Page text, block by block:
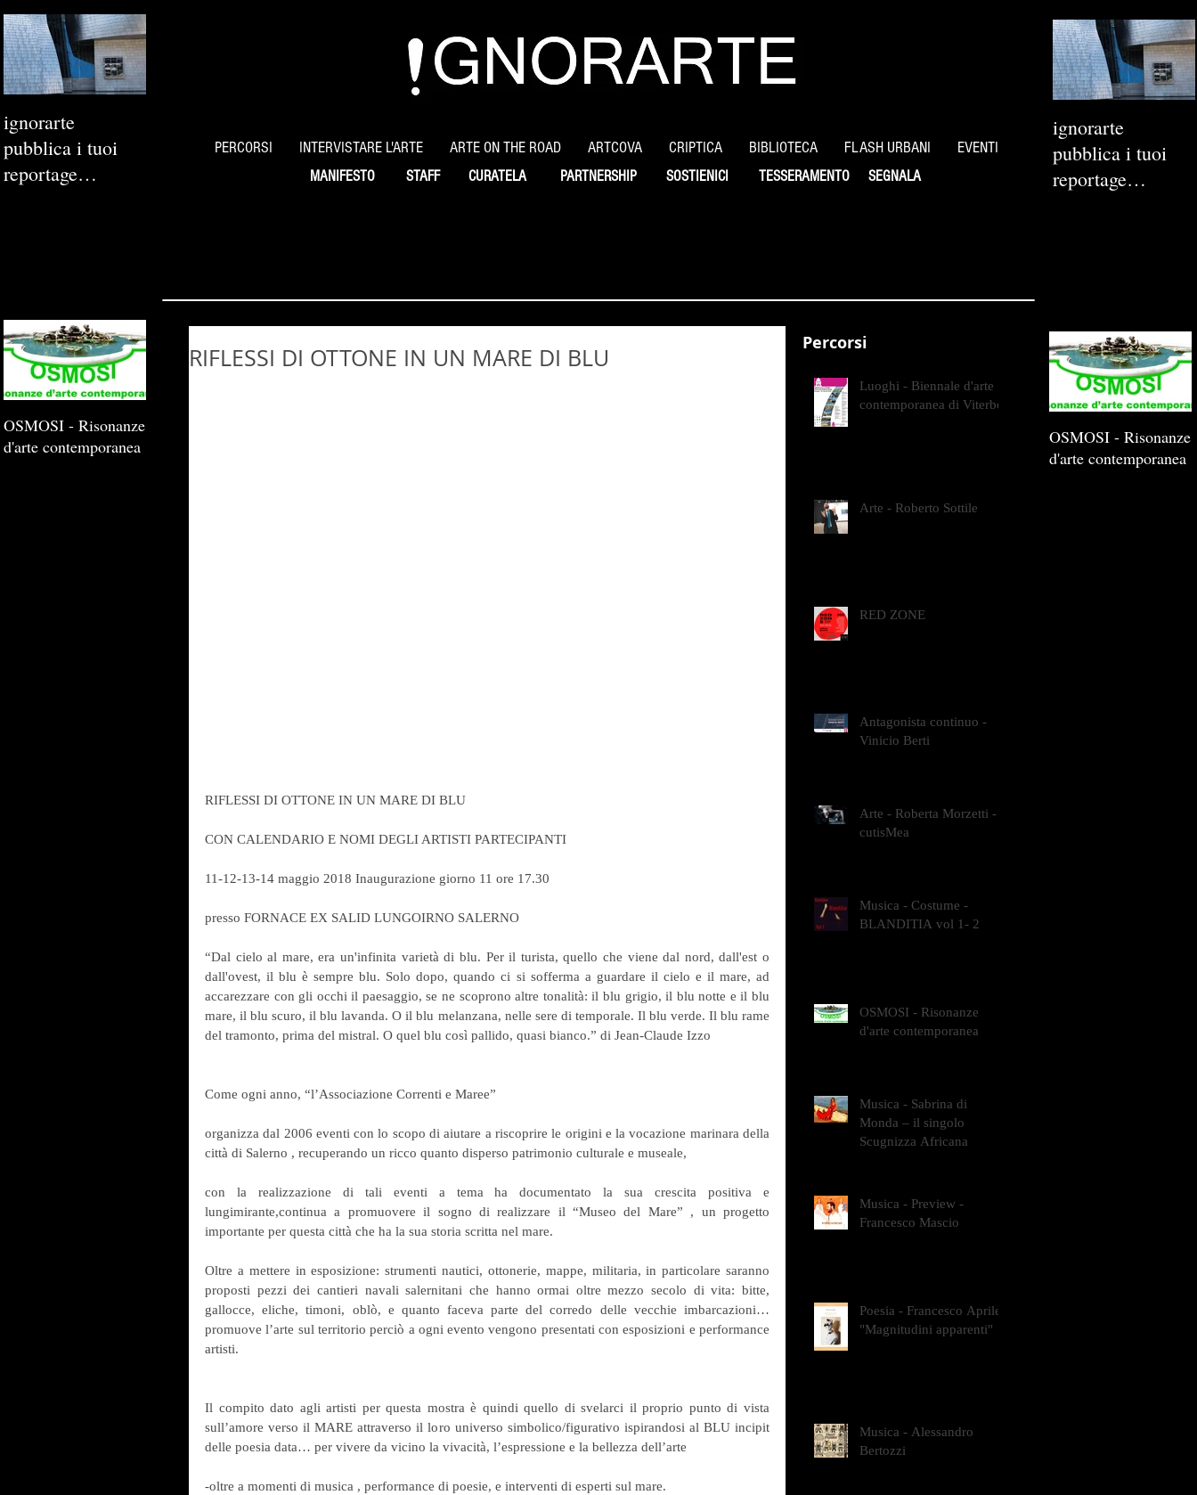
ignorarte
pubblica i tuoi
reportage
PERCORSI INTERVISTARE L'ARTE ARTE ON THE ROAD ARTCOVA CRIPTICA BIBLIOTECA FLASH URBANI EVENTI
MANIFESTO STAFF CURATELA PARTNERSHIP SOSTIENICI SEGNALA
TESSERAMENTO
ignorarte
pubblica i tuoi
reportage
RIFLESSI DI OTTONE IN UN MARE DI BLU
RIFLESSI DI OTTONE IN UN MARE DI BLU
CON CALENDARIO E NOMI DEGLI ARTISTI PARTECIPANTI
11-12-13-14 maggio 2018 Inaugurazione giorno 11 ore 17.30
presso FORNACE EX SALID LUNGOIRNO SALERNO
“Dal cielo al mare, era un'infinita varietà di blu. Per il turista, quello che viene dal nord, dall'est o
dall'ovest, il blu è sempre blu. Solo dopo, quando ci si sofferma a guardare il cielo e il mare, ad
accarezzare con gli occhi il paesaggio, se ne scoprono altre tonalità: il blu grigio, il blu notte e il blu
mare, il blu scuro, il blu lavanda. O il blu melanzana, nelle sere di temporale. Il blu verde. Il blu rame
del tramonto, prima del mistral. O quel blu così pallido, quasi bianco.” di Jean-Claude Izzo
Come ogni anno, “l’Associazione Correnti e Maree”
organizza dal 2006 eventi con lo scopo di aiutare a riscoprire le origini e la vocazione marinara della
città di Salerno , recuperando un ricco quanto disperso patrimonio culturale e museale,
con la realizzazione di tali eventi a tema ha documentato la sua crescita positiva e
lungimirante,continua a promuovere il sogno di realizzare il “Museo del Mare” , un progetto
importante per questa città che ha la sua storia scritta nel mare.
Oltre a mettere in esposizione: strumenti nautici, ottonerie, mappe, militaria, in particolare saranno
proposti pezzi dei cantieri navali salernitani che hanno ormai oltre mezzo secolo di vita: bitte,
gallocce, eliche, timoni, oblò, e quanto faceva parte del corredo delle vecchie imbarcazioni…
promuove l’arte sul territorio perciò a ogni evento vengono presentati con esposizioni e performance
artisti.
Il compito dato agli artisti per questa mostra è quindi quello di svelarci il proprio punto di vista
sull’amore verso il MARE attraverso il loro universo simbolico/figurativo ispirandosi al BLU incipit
delle poesia data… per vivere da vicino la vivacità, l’espressione e la bellezza dell’arte
-oltre a momenti di musica , performance di poesie, e interventi di esperti sul mare.
Percorsi
Luoghi - Biennale d'arte
contemporanea di Viterbo
Arte - Roberto Sottile
RED ZONE
Antagonista continuo -
Vinicio Berti
Arte - Roberta Morzetti -
cutisMea
Musica - Costume -
BLANDITIA vol 1- 2
OSMOSI - Risonanze
d'arte contemporanea
Musica - Sabrina di
Monda – il singolo
Scugnizza Africana
Musica - Preview -
Francesco Mascio
Poesia - Francesco Aprile -
"Magnitudini apparenti"
Musica - Alessandro
Bertozzi
OSMOSI - Risonanze
d'arte contemporanea
OSMOSI - Risonanze
d'arte contemporanea